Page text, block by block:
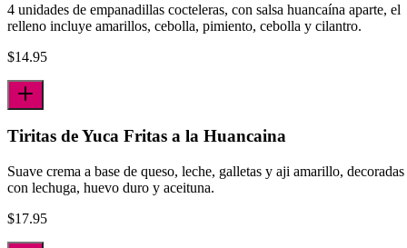
4 unidades de empanadillas cocteleras, con salsa huancaína aparte, el
relleno incluye amarillos, cebolla, pimiento, cebolla y cilantro.
$14.95
Tiritas de Yuca Fritas a la Huancaina
Suave crema a base de queso, leche, galletas y aji amarillo, decoradas
con lechuga, huevo duro y aceituna.
$17.95